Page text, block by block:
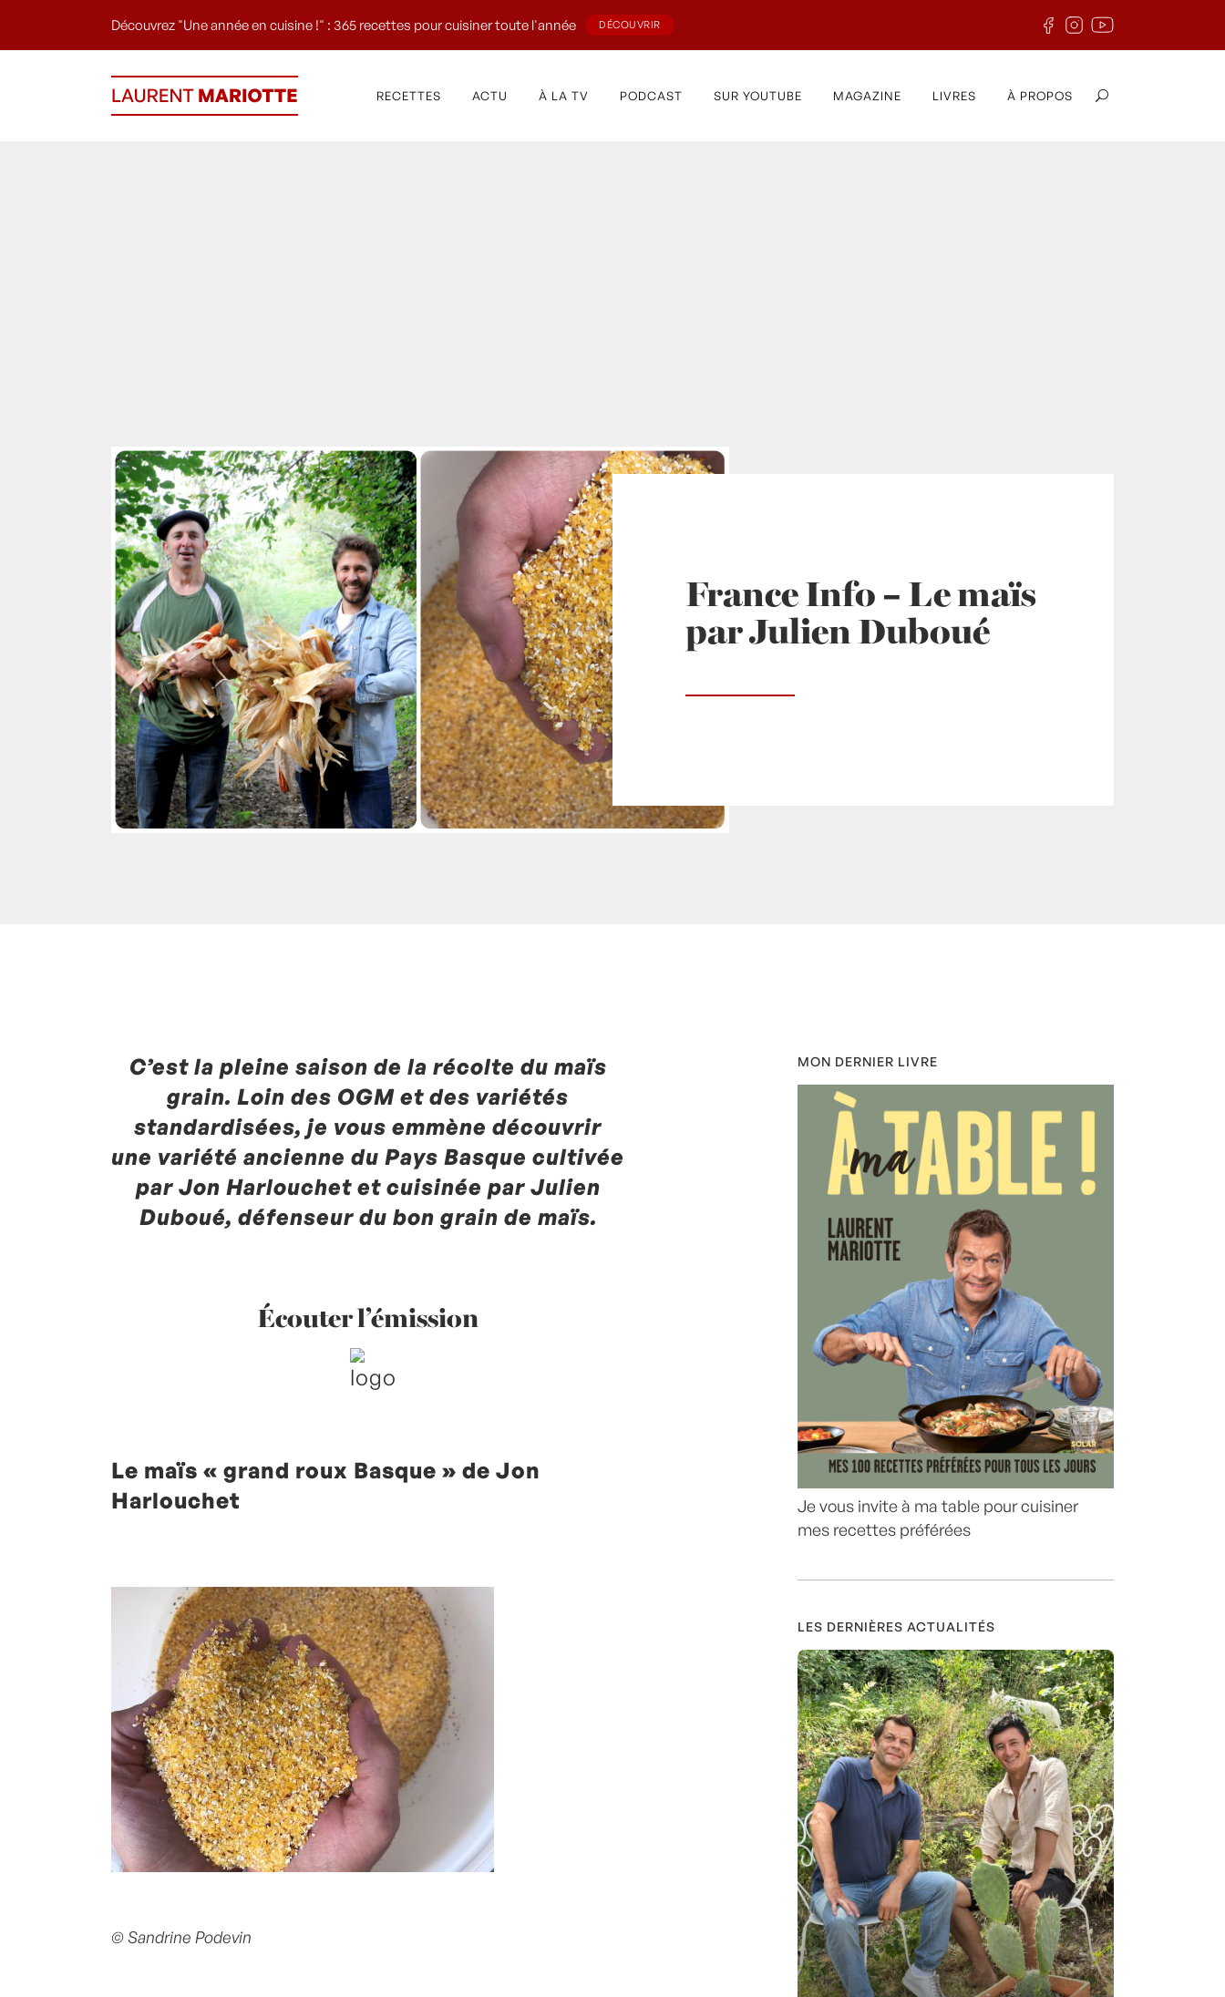
Découvrez "Une année en cuisine !" : 365 recettes pour cuisiner toute l'année DÉCOUVRIR
RECETTES ACTU À LA TV PODCAST SUR YOUTUBE MAGAZINE LIVRES À PROPOS
France Info – Le maïs
par Julien Duboué
Posté à 09:25h in- Actualités -,- Radio - by Laurent Mariotte
0
Commentaires
C’est la pleine saison de la récolte du maïs
grain. Loin des OGM et des variétés
standardisées, je vous emmène découvrir
une variété ancienne du Pays Basque cultivée
par Jon Harlouchet et cuisinée par Julien
Duboué, défenseur du bon grain de maïs.
Écouter l’émission
Le maïs « grand roux Basque » de Jon
Harlouchet
© Sandrine Podevin
MON DERNIER LIVRE
Je vous invite à ma table pour cuisiner
mes recettes préférées
LES DERNIÈRES ACTUALITÉS